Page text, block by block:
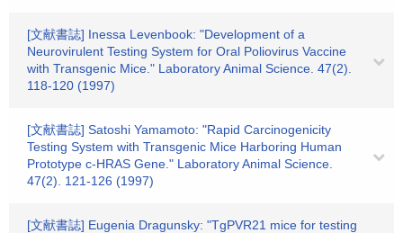
[文献書誌] Inessa Levenbook: "Development of a
Neurovirulent Testing System for Oral Poliovirus Vaccine
with Transgenic Mice." Laboratory Animal Science. 47(2).
118-120 (1997)
[文献書誌] Satoshi Yamamoto: "Rapid Carcinogenicity
Testing System with Transgenic Mice Harboring Human
Prototype c-HRAS Gene." Laboratory Animal Science.
47(2). 121-126 (1997)
[文献書誌] Eugenia Dragunsky: "TgPVR21 mice for testing